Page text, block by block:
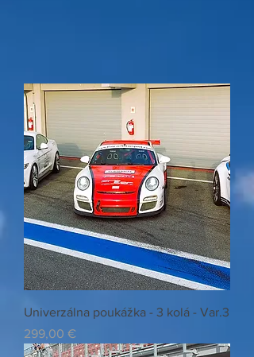
Univerzálna poukážka - 3 kolá - Var.3
Preis
299,00 €